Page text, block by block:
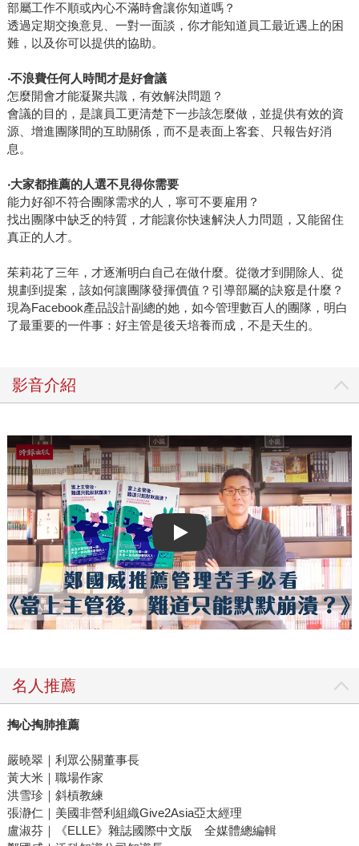
部屬工作不順或內心不滿時會讓你知道嗎？
透過定期交換意見、一對一面談，你才能知道員工最近遇上的困
難，以及你可以提供的協助。
‧不浪費任何人時間才是好會議
怎麼開會才能凝聚共識，有效解決問題？
會議的目的，是讓員工更清楚下一步該怎麼做，並提供有效的資
源、增進團隊間的互助關係，而不是表面上客套、只報告好消
息。
‧大家都推薦的人選不見得你需要
能力好卻不符合團隊需求的人，寧可不要雇用？
找出團隊中缺乏的特質，才能讓你快速解決人力問題，又能留住
真正的人才。
茱莉花了三年，才逐漸明白自己在做什麼。從徵才到開除人、從
規劃到提案，該如何讓團隊發揮價值？引導部屬的訣竅是什麼？
現為Facebook產品設計副總的她，如今管理數百人的團隊，明白
了最重要的一件事：好主管是後天培養而成，不是天生的。
影音介紹
Play video
名人推薦
掏心掏肺推薦
嚴曉翠｜利眾公關董事長
黃大米｜職場作家
洪雪珍｜斜槓教練
張瀞仁｜美國非營利組織Give2Asia亞太經理
盧淑芬｜《ELLE》雜誌國際中文版 全媒體總編輯